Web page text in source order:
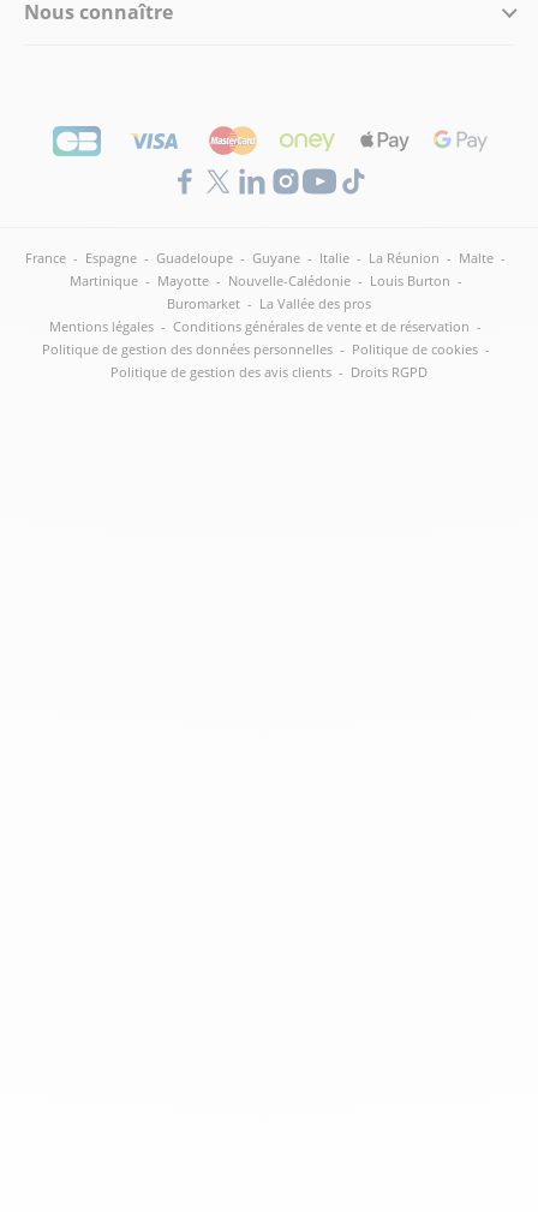
Nous connaître
France - Espagne - Guadeloupe - Guyane - Italie - La Réunion - Malte -
Martinique - Mayotte - Nouvelle-Calédonie - Louis Burton -
Buromarket - La Vallée des pros
Mentions légales - Conditions générales de vente et de réservation -
Politique de gestion des données personnelles - Politique de cookies -
Politique de gestion des avis clients - Droits RGPD